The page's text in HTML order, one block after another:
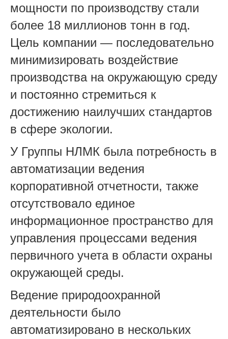
мощности по производству стали
более 18 миллионов тонн в год.
Цель компании — последовательно
минимизировать воздействие
производства на окружающую среду
и постоянно стремиться к
достижению наилучших стандартов
в сфере экологии.
У Группы НЛМК была потребность в
автоматизации ведения
корпоративной отчетности, также
отсутствовало единое
информационное пространство для
управления процессами ведения
первичного учета в области охраны
окружающей среды.
Ведение природоохранной
деятельности было
автоматизировано в нескольких